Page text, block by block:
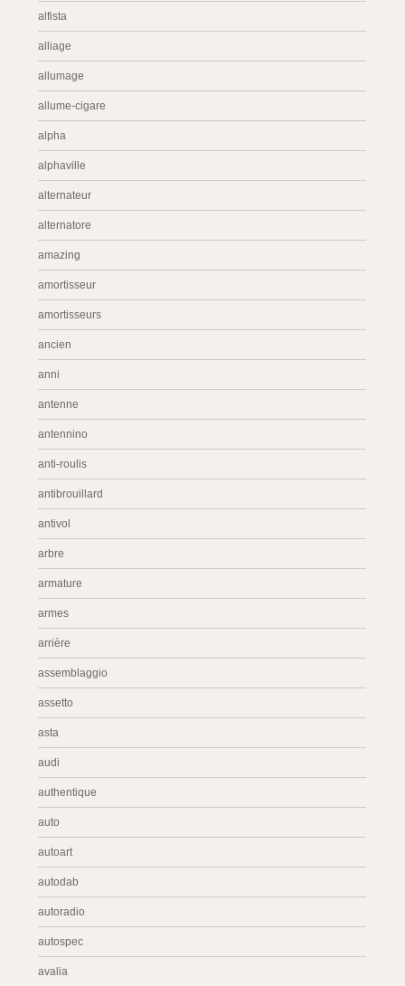
alfista
alliage
allumage
allume-cigare
alpha
alphaville
alternateur
alternatore
amazing
amortisseur
amortisseurs
ancien
anni
antenne
antennino
anti-roulis
antibrouillard
antivol
arbre
armature
armes
arrière
assemblaggio
assetto
asta
audi
authentique
auto
autoart
autodab
autoradio
autospec
avalia